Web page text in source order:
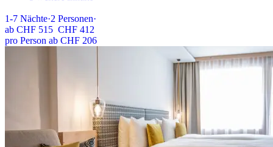
1-7 Nächte·2 Personen·
ab CHF 515 CHF 412
pro Person ab CHF 206